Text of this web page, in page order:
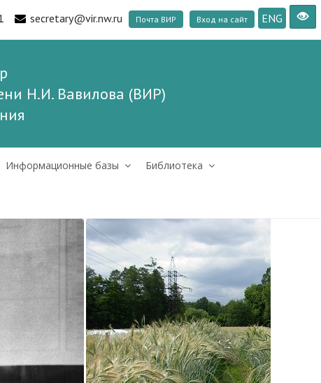
secretary@vir.nw.ru Почта ВИР Вход на сайт ENG
Н.И. Вавилова (ВИР)
Информационные базы Библиотека